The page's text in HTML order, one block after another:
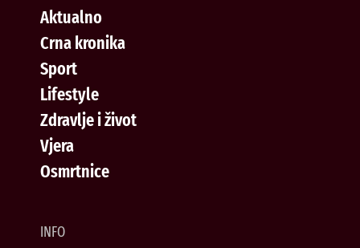
Aktualno
Crna kronika
Sport
Lifestyle
Zdravlje i život
Vjera
Osmrtnice
INFO